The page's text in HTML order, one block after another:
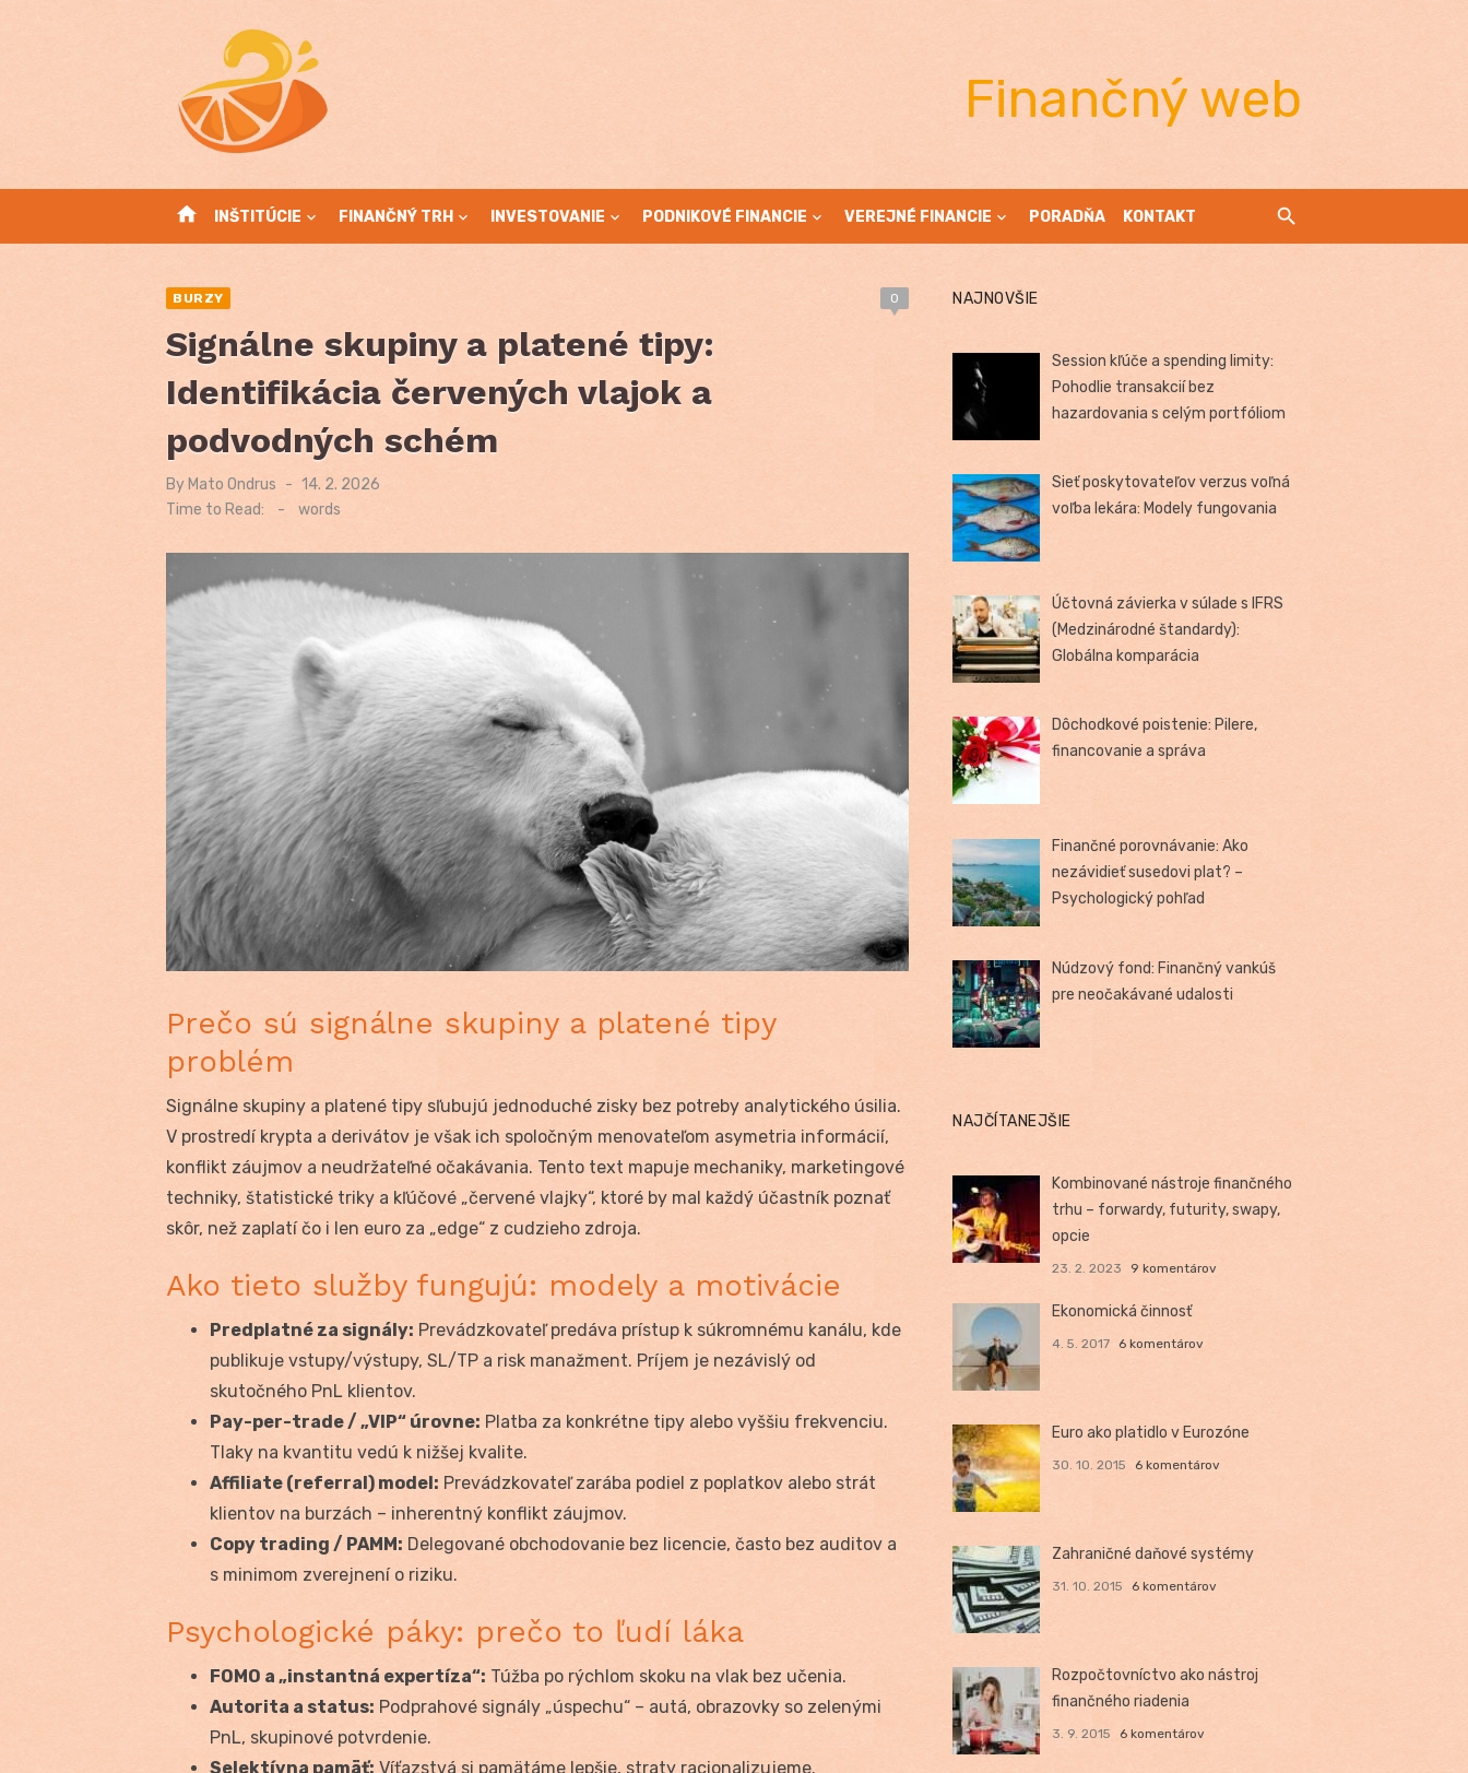
Finančný web
home INŠTITÚCIE FINANČNÝ TRH INVESTOVANIE PODNIKOVÉ FINANCIE VEREJNÉ FINANCIE PORADŇA KONTAKT
BURZY 0
Signálne skupiny a platené tipy:
Identifikácia červených vlajok a
podvodných schém
By Mato Ondrus
Posted
on
14. 2. 2026
Time to Read:
- words
Prečo sú signálne skupiny a platené tipy
problém
Signálne skupiny a platené tipy sľubujú jednoduché zisky bez potreby analytického úsilia.
V prostredí krypta a derivátov je však ich spoločným menovateľom asymetria informácií,
konflikt záujmov a neudržateľné očakávania. Tento text mapuje mechaniky, marketingové
techniky, štatistické triky a kľúčové „červené vlajky“, ktoré by mal každý účastník poznať
skôr, než zaplatí čo i len euro za „edge“ z cudzieho zdroja.
Ako tieto služby fungujú: modely a motivácie
Predplatné za signály: Prevádzkovateľ predáva prístup k súkromnému kanálu, kde
publikuje vstupy/výstupy, SL/TP a risk manažment. Príjem je nezávislý od
skutočného PnL klientov.
Pay-per-trade / „VIP“ úrovne: Platba za konkrétne tipy alebo vyššiu frekvenciu.
Tlaky na kvantitu vedú k nižšej kvalite.
Affiliate (referral) model: Prevádzkovateľ zarába podiel z poplatkov alebo strát
klientov na burzách – inherentný konflikt záujmov.
Copy trading / PAMM: Delegované obchodovanie bez licencie, často bez auditov a
s minimom zverejnení o riziku.
Psychologické páky: prečo to ľudí láka
FOMO a „instantná expertíza“: Túžba po rýchlom skoku na vlak bez učenia.
Autorita a status: Podprahové signály „úspechu“ – autá, obrazovky so zelenými
PnL, skupinové potvrdenie.
Selektívna pamäť: Víťazstvá si pamätáme lepšie, straty racionalizujeme.
NAJNOVŠIE
Session kľúče a spending limity:
Pohodlie transakcií bez
hazardovania s celým portfóliom
Sieť poskytovateľov verzus voľná
voľba lekára: Modely fungovania
Účtovná závierka v súlade s IFRS
(Medzinárodné štandardy):
Globálna komparácia
Dôchodkové poistenie: Pilere,
financovanie a správa
Finančné porovnávanie: Ako
nezávidieť susedovi plat? –
Psychologický pohľad
Núdzový fond: Finančný vankúš
pre neočakávané udalosti
NAJČÍTANEJŠIE
Kombinované nástroje finančného
trhu – forwardy, futurity, swapy,
opcie
23. 2. 2023 9 komentárov
Ekonomická činnosť
4. 5. 2017 6 komentárov
Euro ako platidlo v Eurozóne
30. 10. 2015 6 komentárov
Zahraničné daňové systémy
31. 10. 2015 6 komentárov
Rozpočtovníctvo ako nástroj
finančného riadenia
3. 9. 2015 6 komentárov